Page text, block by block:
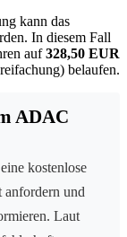
kann das
In diesem Fall
auf328,50 EUR
belaufen.
ADAC
kostenlose
und
Laut